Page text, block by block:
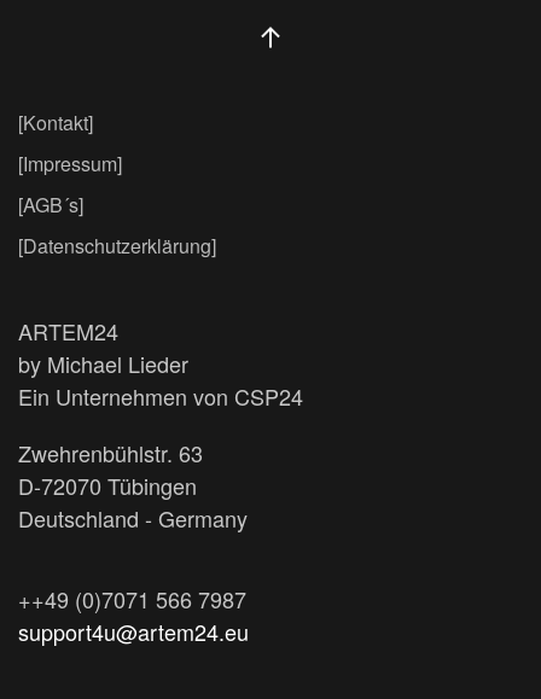
[Kontakt]
[Impressum]
[AGB´s]
[Datenschutzerklärung]
ARTEM24
by Michael Lieder
Ein Unternehmen von CSP24
Zwehrenbühlstr. 63
D-72070 Tübingen
Deutschland - Germany
++49 (0)7071 566 7987
support4u@artem24.eu